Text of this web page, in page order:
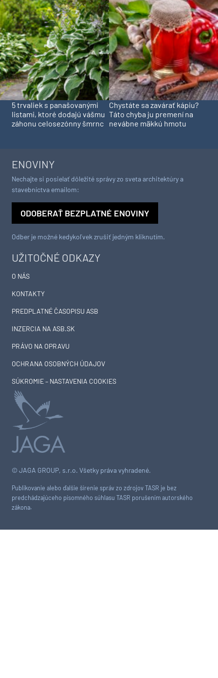
5 trvaliek s panašovanými
listami, ktoré dodajú vášmu
záhonu celosezónny šmrnc
Chystáte sa zavárať kápiu?
Táto chyba ju premení na
nevábne mäkkú hmotu
© JAGA GROUP, s.r.o. Všetky práva vyhradené.
Publikovanie alebo ďalšie šírenie správ zo zdrojov TASR je bez
predchádzajúceho písomného súhlasu TASR porušením autorského
zákona.
UŽITOČNÉ ODKAZY
O NÁS
KONTAKTY
PREDPLATNÉ ČASOPISU ASB
INZERCIA NA ASB.SK
PRÁVO NA OPRAVU
OCHRANA OSOBNÝCH ÚDAJOV
SÚKROMIE – NASTAVENIA COOKIES
ENOVINY
Nechajte si posielať dôležité správy zo sveta architektúry a
stavebníctva emailom:
ODOBERAŤ BEZPLATNÉ ENOVINY
Odber je možné kedykoľvek zrušiť jedným kliknutím.